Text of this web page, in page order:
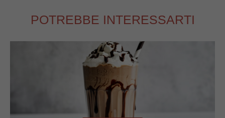
POTREBBE INTERESSARTI